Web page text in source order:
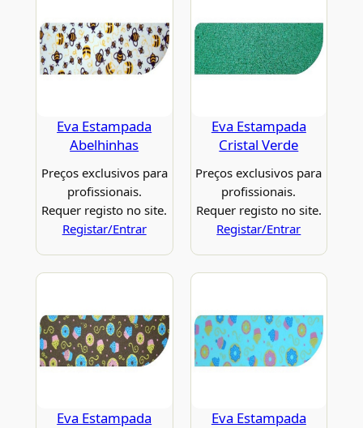
Eva Estampada
Abelhinhas
Preços exclusivos para
profissionais.
Requer registo no site.
Registar/Entrar
Eva Estampada
Cristal Verde
Preços exclusivos para
profissionais.
Requer registo no site.
Registar/Entrar
Eva Estampada
Eva Estampada